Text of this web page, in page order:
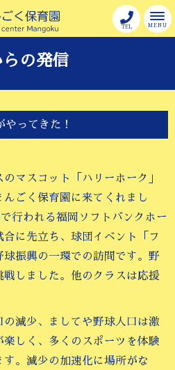
MENU
TEL
らの発信
ってきた！
マスコット「ハリーホーク」
ごく保育園に来てくれまし
行われる福岡ソフトバンクホー
に先立ち、球団イベント「フ
球振興の一環での訪問です。野
しました。他のクラスは応援
減少、ましてや野球人口は激
しく、多くのスポーツを体験
。減少の加速化に場所がな